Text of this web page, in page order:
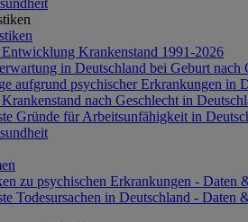
Krankenstand 1991-2026
in Deutschland bei Geburt nach
aufgrund psychischer Erkrankungen in
nach Geschlecht in
Gründe für Arbeitsunfähigkeit in
zu psychischen Erkrankungen - Daten
Todesursachen in Deutschland - Daten